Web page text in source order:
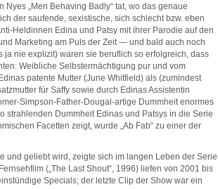
„Men Behaving Badly“ tat, wo das genaue
der saufende, sexistische, sich schlecht bzw. eben
Heldinnen Edina und Patsy mit ihrer Parodie auf den
Marketing am Puls der Zeit — und bald auch noch
ja nie explizit) waren sie beruflich so erfolgreich, dass
Weibliche Selbstermächtigung pur und vom
patente Mutter (June Whitfield) als (zumindest
für Saffy sowie durch Edinas Assistentin
Simpson-Father-Dougal-artige Dummheit enormes
strahlenden Dummheit Edinas und Patsys in die Serie
Facetten zeigt, wurde „Ab Fab“ zu einer der
und geliebt wird, zeigte sich im langen Leben der Serie
(„The Last Shout“, 1996) liefen von 2001 bis
Specials; der letzte Clip der Show war ein